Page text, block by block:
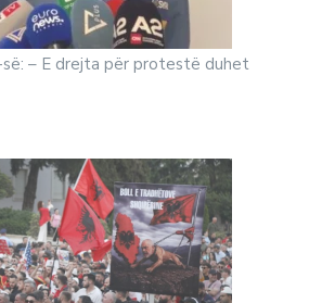
së: – E drejta për protestë duhet